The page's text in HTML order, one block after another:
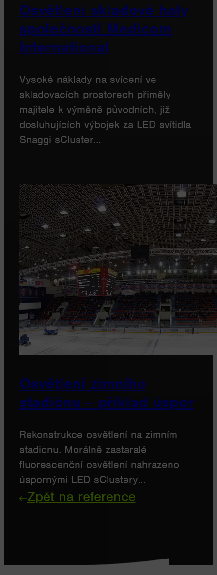
Osvětlení skladové haly
společnosti Medicom
International
Vysoké náklady na svícení ve
skladovacích prostorech přiměly
majitele k výměně původních, již
dosluhujících výbojek za LED svítidla
Snaggi sCluster…
Osvětlení zimního
stadiónu ‒ příklad úspor
Rekonstrukce osvětlení na zimním
stadionu. Morálně zastaralé
fluorescenční osvětlení nahrazeno
úspornými LED sClustery…
Zpět na reference